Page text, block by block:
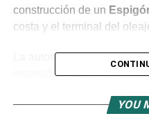
construcción de un
costa y el terminal del
La autoridad regional
inversión. «Esta mega
Moquegua y todo el país.
YOU